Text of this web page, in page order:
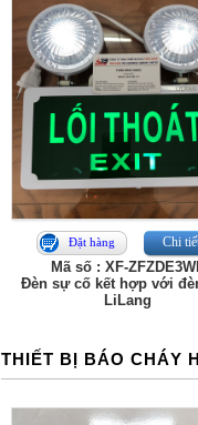
Đặt hàng Chi
Mã số : XF-
Đèn sự cố kết hợp với
LiLang
THIẾT BỊ BÁO CHÁY